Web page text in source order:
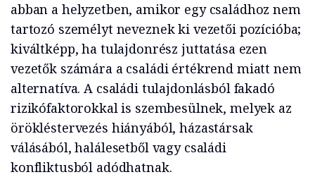
abban a helyzetben, amikor egy családhoz nem
tartozó személyt neveznek ki vezetői pozícióba;
kiváltképp, ha tulajdonrész juttatása ezen
vezetők számára a családi értékrend miatt nem
alternatíva. A családi tulajdonlásból fakadó
rizikófaktorokkal is szembesülnek, melyek az
örökléstervezés hiányából, házastársak
válásából, halálesetből vagy családi
konfliktusból adódhatnak.